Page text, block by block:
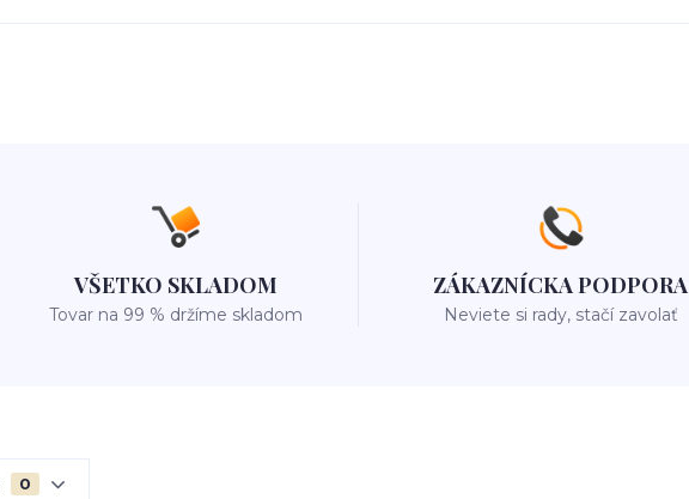
VŠETKO SKLADOM
Tovar na 99 % držíme skladom
ZÁKAZNÍCKA PODPORA
Neviete si rady, stačí zavolať
0